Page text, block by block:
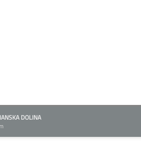
DOLINA